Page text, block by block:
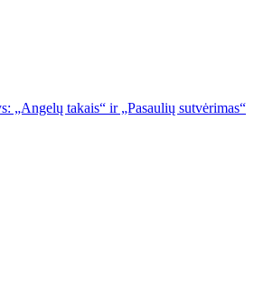
„Angelų takais“ ir „Pasaulių sutvėrimas“